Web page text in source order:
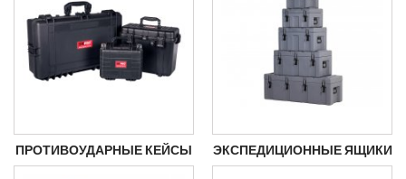
ПРОТИВОУДАРНЫЕ КЕЙСЫ ЭКСПЕДИЦИОННЫЕ ЯЩИКИ